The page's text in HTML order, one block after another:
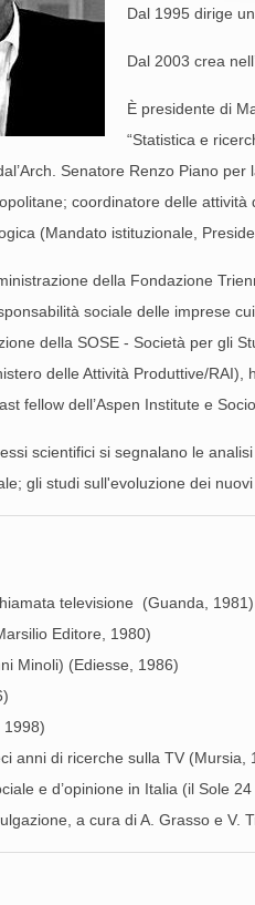
Dal 1995 dirige
Dal 2003 crea
È presidente di
“Statistica e
Senatore Renzo Piano
coordinatore delle
(Mandato istituzionale,
della Fondazione
sociale delle imprese
della SOSE - Società per gli
delle Attività Produttive/
fellow dell’Aspen Institute e
scientifici si segnalano le
gli studi sull'evoluzione dei
televisione (Guanda, 1981)
Editore, 1980)
Minoli) (Ediesse, 1986)
1998)
anni di ricerche sulla TV (Mursia,
e d’opinione in Italia (il Sole
a cura di A. Grasso e V.